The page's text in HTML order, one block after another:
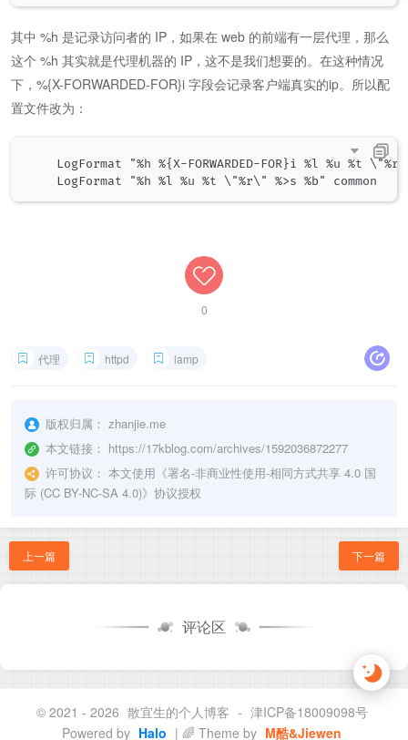
其中 %h 是记录访问者的 IP，如果在 web 的前端有一层代理，那么
这个 %h 其实就是代理机器的 IP，这不是我们想要的。在这种情况
下，%{X-FORWARDED-FOR}i 字段会记录客户端真实的ip。所以配
置文件改为：
LogFormat "%h %{X-FORWARDED-FOR}i %l %u %t
0
代理 httpd lamp
版权归属： zhanjie.me
本文链接： https://17kblog.com/archives/1592036872277
许可协议： 本文使用《署名-非商业性使用-相同方式共享 4.0 国
际 (CC BY-NC-SA 4.0)》协议授权
上一篇 下一篇
评论区
© 2021 - 2026 散宜生的个人博客 - 津ICP备18009098号
Powered by Halo | 🌈 Theme by M酷&Jiewen